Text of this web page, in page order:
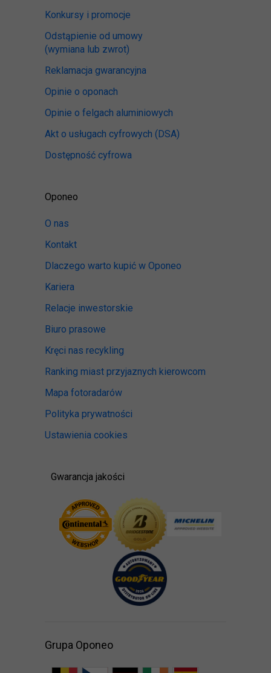
Konkursy i promocje
Odstąpienie od umowy
(wymiana lub zwrot)
Reklamacja gwarancyjna
Opinie o oponach
Opinie o felgach aluminiowych
Akt o usługach cyfrowych (DSA)
Dostępność cyfrowa
Oponeo
O nas
Kontakt
Dlaczego warto kupić w Oponeo
Kariera
Relacje inwestorskie
Biuro prasowe
Kręci nas recykling
Ranking miast przyjaznych kierowcom
Mapa fotoradarów
Polityka prywatności
Ustawienia cookies
Gwarancja jakości
Grupa Oponeo